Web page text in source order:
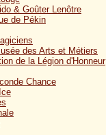
& Goûter Lenôtre
de Pékin
des Arts et Métiers
de la Légion d'Honneur
Chance